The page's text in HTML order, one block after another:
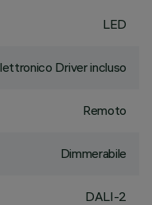
LED
Driver incluso
Remoto
Dimmerabile
DALI-2